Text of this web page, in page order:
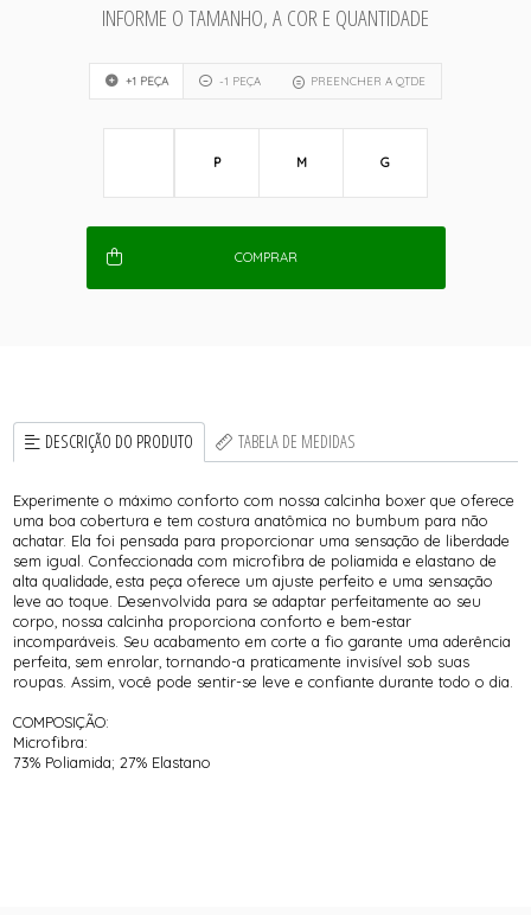
INFORME O TAMANHO, A COR E QUANTIDADE
+1 PEÇA -1 PEÇA PREENCHER A QTDE
P M G
COMPRAR
DESCRIÇÃO DO PRODUTO TABELA DE MEDIDAS
Experimente o máximo conforto com nossa calcinha boxer que oferece
uma boa cobertura e tem costura anatômica no bumbum para não
achatar. Ela foi pensada para proporcionar uma sensação de liberdade
sem igual. Confeccionada com microfibra de poliamida e elastano de
alta qualidade, esta peça oferece um ajuste perfeito e uma sensação
leve ao toque. Desenvolvida para se adaptar perfeitamente ao seu
corpo, nossa calcinha proporciona conforto e bem-estar
incomparáveis. Seu acabamento em corte a fio garante uma aderência
perfeita, sem enrolar, tornando-a praticamente invisível sob suas
roupas. Assim, você pode sentir-se leve e confiante durante todo o dia.
COMPOSIÇÃO:
Microfibra:
73% Poliamida; 27% Elastano